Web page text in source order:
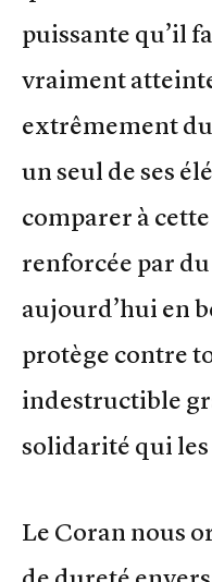
puissante qu’il
vraiment
extrêmement
un seul de ses
comparer à
renforcée par
aujourd’hui en
protège contre
indestructible
solidarité qui
Le Coran nous